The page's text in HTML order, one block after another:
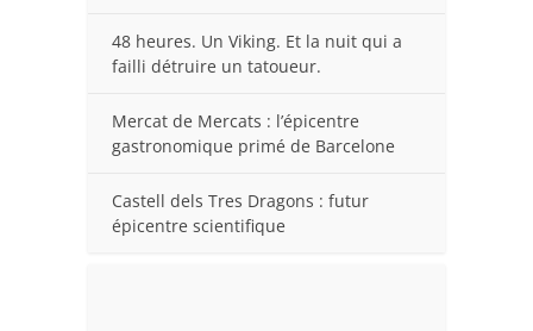
48 heures. Un Viking. Et la nuit qui a
failli détruire un tatoueur.
Mercat de Mercats : l’épicentre
gastronomique primé de Barcelone
Castell dels Tres Dragons : futur
épicentre scientifique